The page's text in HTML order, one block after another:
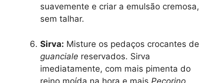
suavemente e criar a emulsão cremosa,
sem talhar.
Sirva: Misture os pedaços crocantes de
guanciale reservados. Sirva
imediatamente, com mais pimenta do
reino moída na hora e mais Pecorino